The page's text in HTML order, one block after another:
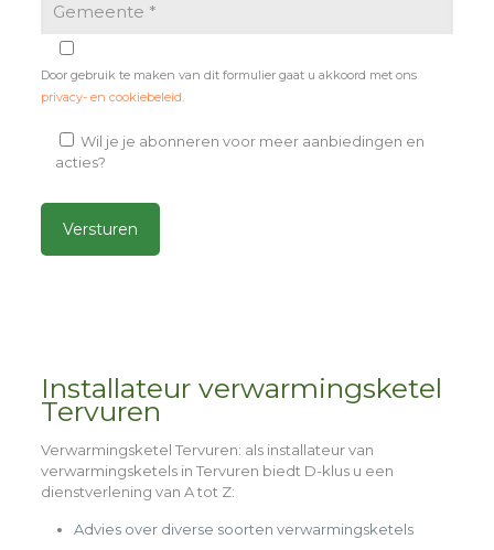
Door gebruik te maken van dit formulier gaat u akkoord met ons
privacy- en cookiebeleid
Wil je je abonneren voor meer aanbiedingen en
acties?
Installateur verwarmingsketel
Tervuren
Verwarmingsketel Tervuren: als installateur van
verwarmingsketels in Tervuren biedt D-klus u een
dienstverlening van A tot Z:
Advies over diverse soorten verwarmingsketels